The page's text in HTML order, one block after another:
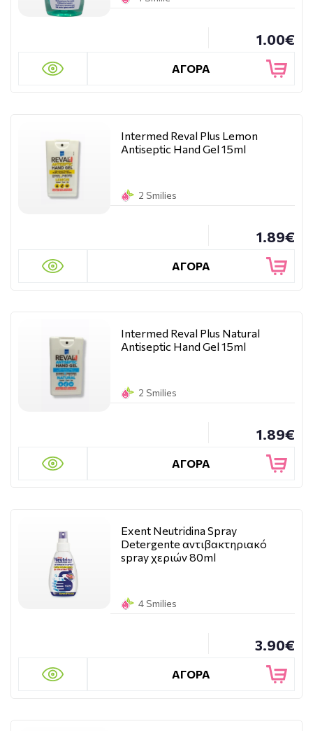
1.00€
ΑΓΟΡΑ
Intermed Reval Plus Lemon
Antiseptic Hand Gel 15ml
2 Smilies
1.89€
ΑΓΟΡΑ
Intermed Reval Plus Natural
Antiseptic Hand Gel 15ml
2 Smilies
1.89€
ΑΓΟΡΑ
Exent Neutridina Spray
Detergente αντιβακτηριακό
spray χεριών 80ml
4 Smilies
3.90€
ΑΓΟΡΑ